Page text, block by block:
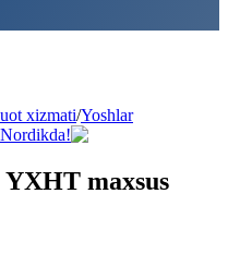
xizmati/Yoshlar
maxsus